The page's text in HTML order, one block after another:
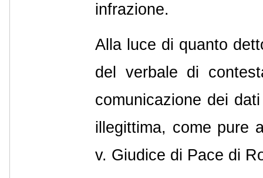
infrazione.
Alla luce di quanto
del verbale di
comunicazione dei
illegittima, come pure
v. Giudice di Pace di